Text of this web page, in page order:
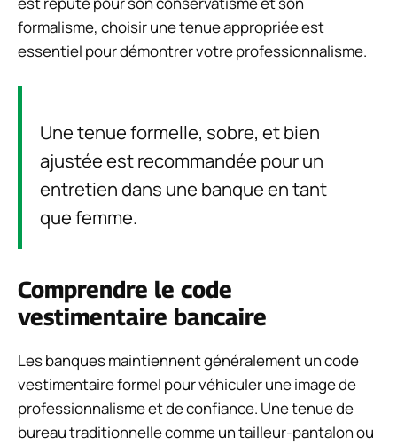
formalisme, choisir une tenue appropriée est
essentiel pour démontrer votre professionnalisme.
Une tenue formelle, sobre, et bien
ajustée est recommandée pour un
entretien dans une banque en tant
que femme.
Comprendre le code
vestimentaire bancaire
Les banques maintiennent généralement un code
vestimentaire formel pour véhiculer une image de
professionnalisme et de confiance. Une tenue de
bureau traditionnelle comme un tailleur-pantalon ou